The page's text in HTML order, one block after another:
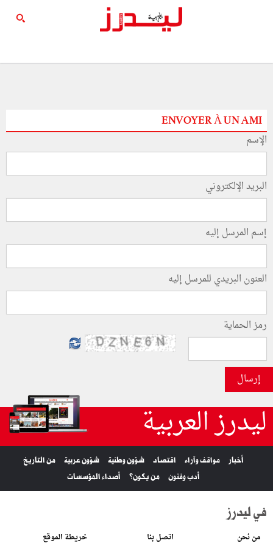
ENVOYER À UN AMI
الإسم
البريد الإلكتروني
إسم المرسل إليه
العنون البريدي للمرسل إليه
رمز الحماية
إرسال
ليدرز العربية
أخبار مواقف وآراء اقتصاد شؤون وطنية شؤون عربية
من التاريخ
أدب وفنون
من يكون؟ أصداء المؤسسات
في ليدرز
من نحن اتصل بنا خريطة الموقع